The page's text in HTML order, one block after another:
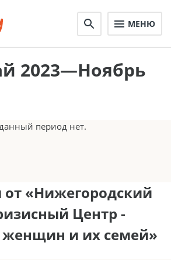
МЕНЮ
2023—Ноябрь
период нет.
«Нижегородский
Центр -
и их семей»